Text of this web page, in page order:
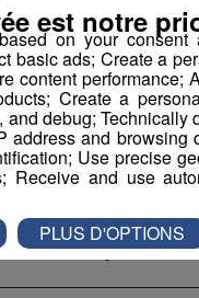
09h42-Mis à jour le 25
on your consent
basic ads; Create a
content performance;
Create a
debug; Technically
address and browsing
Use precise
and use
est notre
PLUS D'OPTIONS